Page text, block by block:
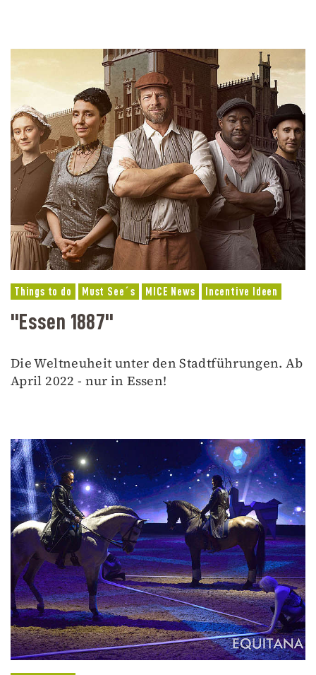
Things to do Must See´s MICE News Incentive Ideen
"Essen 1887"
Die Weltneuheit unter den Stadtführungen. Ab
April 2022 - nur in Essen!